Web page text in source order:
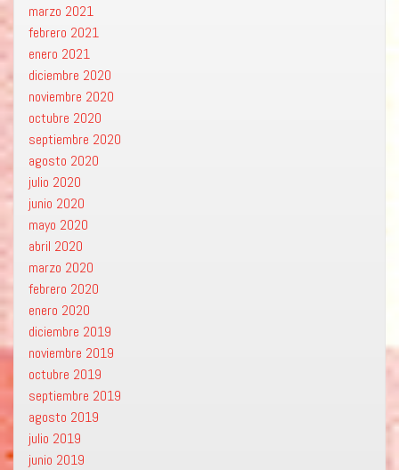
marzo 2021
febrero 2021
enero 2021
diciembre 2020
noviembre 2020
octubre 2020
septiembre 2020
agosto 2020
julio 2020
junio 2020
mayo 2020
abril 2020
marzo 2020
febrero 2020
enero 2020
diciembre 2019
noviembre 2019
octubre 2019
septiembre 2019
agosto 2019
julio 2019
junio 2019